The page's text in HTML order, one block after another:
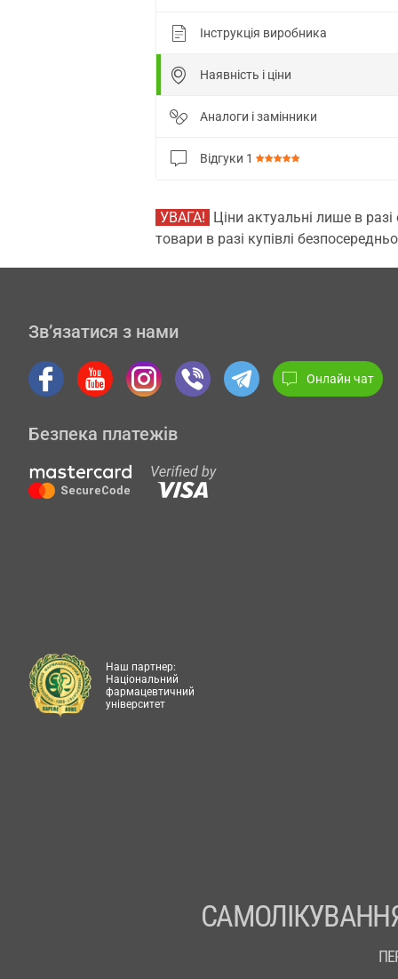
Інструкція виробника
Наявність і ціни
Аналоги і замінники
Відгуки 1
УВАГА! Ціни актуальні лише в
товари в разі купівлі
Зв’язатися з нами
Онлайн чат
Безпека платежів
Наш партнер:
Національний
фармацевтичний
університет